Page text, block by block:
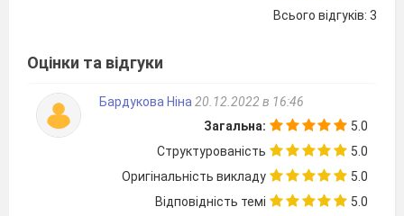
Всього відгуків: 3
Оцінки та відгуки
Бардукова Ніна 20.12.2022 в 16:46
Загальна:
5.0
Структурованість
5.0
Оригінальність викладу
5.0
Відповідність темі
5.0